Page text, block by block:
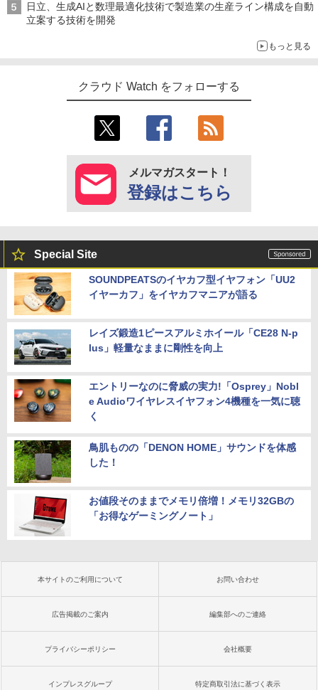
日立、生成AIと数理最適化技術で製造業の生産ライン構成を自動
立案する技術を開発
もっと見る
クラウド Watch をフォローする
メルマガスタート！
登録はこちら
Special Site
SOUNDPEATSのイヤカフ型イヤフォン「UU2
イヤーカフ」をイヤカフマニアが語る
レイズ鍛造1ピースアルミホイール「CE28 N-p
lus」軽量なままに剛性を向上
エントリーなのに脅威の実力!「Osprey」Nobl
e Audioワイヤレスイヤフォン4機種を一気に聴
く
鳥肌ものの「DENON HOME」サウンドを体感
した！
お値段そのままでメモリ倍増！メモリ32GBの
「お得なゲーミングノート」
本サイトのご利用について お問い合わせ
広告掲載のご案内 編集部へのご連絡
プライバシーポリシー 会社概要
インプレスグループ 特定商取引法に基づく表示